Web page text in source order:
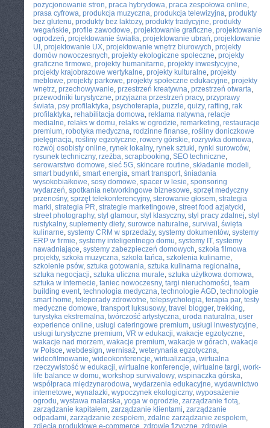
pozycjonowanie stron, praca hybrydowa, praca zespołowa online,
prasa cyfrowa, produkcja muzyczna, produkcja telewizyjna, produkty
bez glutenu, produkty bez laktozy, produkty tradycyjne, produkty
wegańskie, profile zawodowe, projektowanie graficzne, projektowanie
ogrodzeń, projektowanie światła, projektowanie ubrań, projektowanie
UI , projektowanie UX, projektowanie wnętrz biurowych, projekty
domów nowoczesnych, projekty ekologiczne społeczne, projekty
graficzne firmowe, projekty humanitarne, projekty inwestycyjne,
projekty krajobrazowe wertykalne, projekty kulturalne, projekty
meblowe, projekty parkowe, projekty społeczne edukacyjne, projekty
wnętrz, przechowywanie, przestrzeń kreatywna, przestrzeń otwarta,
przewodniki turystyczne, przyjazna przestrzeń pracy, przyprawy
świata, psy profilaktyka, psychoterapia, puzzle, quizy, rafting, rak
profilaktyka, rehabilitacja domowa, reklama natywna, relacje
medialne, relaks w domu, relaks w ogrodzie, remarketing, restauracje
premium, robotyka medyczna, rodzinne finanse, rośliny doniczkowe
pielęgnacja, rośliny egzotyczne, rowery górskie, rozrywka domowa,
rozwój osobisty online, rynek lokalny, rynek sztuki, rynki surowców,
rysunek techniczny, rzeźba, scrapbooking, SEO techniczne,
serowarstwo domowe, sieć 5G, skincare routine, składanie modeli,
smart budynki, smart energia, smart transport, śniadania
wysokobiałkowe, sosy domowe, spacer w lesie, sponsoring
wydarzeń, spotkania networkingowe biznesowe, sprzęt medyczny
przenośny, sprzęt telekonferencyjny, sterowanie głosem, strategia
marki, strategia PR, strategie marketingowe, street food azjatycki,
street photography, styl glamour, styl klasyczny, styl pracy zdalnej, styl
rustykalny, suplementy diety, surowce naturalne, survival , święta
kulinarne, systemy CRM w sprzedaży, systemy dokumentów, systemy
ERP w firmie, systemy inteligentnego domu, systemy IT, systemy
nawadniające, systemy zabezpieczeń domowych, szkoła filmowa
projekty, szkoła muzyczna, szkoła tańca, szkolenia kulinarne,
szkolenie psów, sztuka gotowania, sztuka kulinarna regionalna,
sztuka negocjacji, sztuka uliczna murale, sztuka użytkowa domowa,
sztuka w internecie, taniec nowoczesny, targi nieruchomości, team
building event, technologia medyczna, technologie AGD, technologie
smart home, teleporady zdrowotne, telepsychologia, terapia par, testy
medyczne domowe, transport luksusowy, travel blogger, trekking,
turystyka ekstremalna, twórczość artystyczna, uroda naturalna, user
experience online, usługi cateringowe premium, usługi inwestycyjne,
usługi turystyczne premium, VR w edukacji, wakacje egzotyczne,
wakacje nad morzem, wakacje premium, wakacje w górach, wakacje
w Polsce, webdesign, wernisaż, weterynaria egzotyczna,
wideofilmowanie, wideokonferencje, wirtualizacja, wirtualna
rzeczywistość w edukacji, wirtualne konferencje, wirtualne targi, work-
life balance w domu, workshop survivalowy, wspinaczka górska,
współpraca międzynarodowa, wydarzenia edukacyjne, wydawnictwo
internetowe, wynalazki, wypoczynek ekologiczny, wyposażenie
ogrodu, wystawa malarska, yoga w ogrodzie, zarządzanie flotą,
zarządzanie kapitałem, zarządzanie klientami, zarządzanie
odpadami, zarządzanie zespołem, zdalne zarządzanie zespołem,
zdjęcia produktowe e-commerce, zdrowie fizyczne, zdrowie